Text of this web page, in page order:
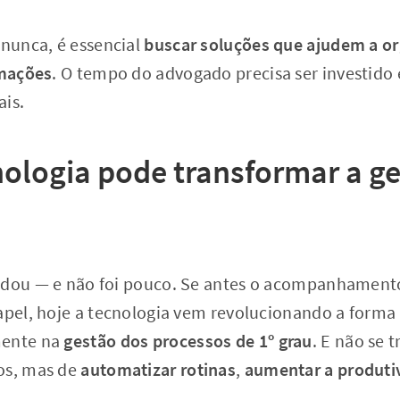
é essencial buscar soluções que ajudem a
. O tempo do advogado precisa ser
pode transformar a
— e não foi pouco. Se antes o
hoje a tecnologia vem revolucionando a forma
na gestão dos processos de 1º grau. E não se
mas de automatizar rotinas, aumentar a